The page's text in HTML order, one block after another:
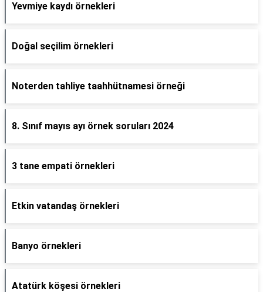
Yevmiye kaydı örnekleri
Doğal seçilim örnekleri
Noterden tahliye taahhütnamesi örneği
8. Sınıf mayıs ayı örnek soruları 2024
3 tane empati örnekleri
Etkin vatandaş örnekleri
Banyo örnekleri
Atatürk köşesi örnekleri